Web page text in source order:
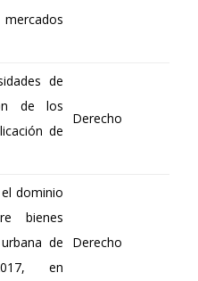
de
de los
de
Derecho
dominio
bienes
de
en
Derecho